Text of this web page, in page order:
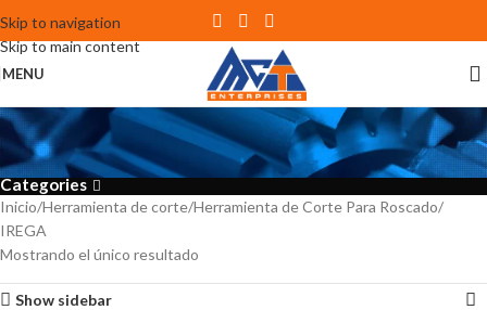
Skip to navigation
Skip to main content
MENU
IREGA
Categories
Inicio Herramienta de corte Herramienta de Corte Para Roscado
IREGA
Mostrando el único resultado
Show sidebar